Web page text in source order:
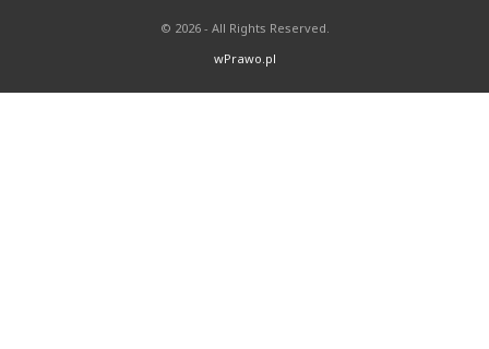
© 2026 - All Rights Reserved.
wPrawo.pl